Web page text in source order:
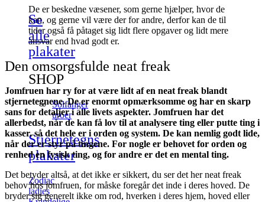
Se
alle
plakater
SHOP
Solfanger
uroer
Stjernetegns
plakater
Zodiac
ladies
De er beskedne væsener, som gerne hjælper, hvor de
kan, og gerne vil være der for andre, derfor kan de til
tider også få påtaget sig lidt flere opgaver og lidt mere
ansvar end hvad godt er.
Den omsorgsfulde neat freak
Jomfruen har ry for at være lidt af en neat freak blandt
stjernetegnene. De er enormt opmærksomme og har en skarp
sans for detaljer i alle livets aspekter. Jomfruen har det
allerbedst, når de kan få lov til at analysere ting eller putte ting i
kasser, så det hele er i orden og system. De kan nemlig godt lide,
når der er styr på tingene. For nogle er behovet for orden og
renhed en fysisk ting, og for andre er det en mental ting.
Det betyder altså, at det ikke er sikkert, du ser det her neat freak
behov hos jomfruen, for måske foregår det inde i deres hoved. De
bryder sig generelt ikke om rod, hverken i deres hjem, hoved eller